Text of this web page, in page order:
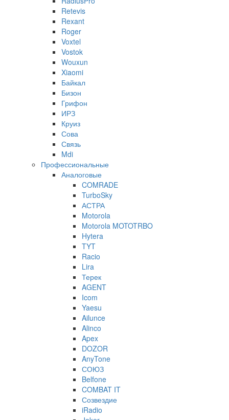
Retevis
Rexant
Roger
Voxtel
Vostok
Wouxun
Xiaomi
Байкал
Бизон
Грифон
ИРЗ
Круиз
Сова
Связь
Mdi
Профессиональные
Аналоговые
COMRADE
TurboSky
АСТРА
Motorola
Motorola MOTOTRBO
Hytera
TYT
Racio
Lira
Терек
AGENT
Icom
Yaesu
Ailunce
Alinco
Apex
DOZOR
AnyTone
СОЮЗ
Belfone
COMBAT IT
Созвездие
iRadio